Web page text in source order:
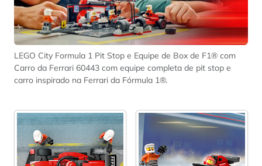
LEGO City Formula 1 Pit Stop e Equipe de Box de F1® com
Carro da Ferrari 60443 com equipe completa de pit stop e
carro inspirado na Ferrari da Fórmula 1®.